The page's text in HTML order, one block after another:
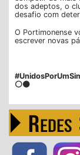
dos adeptos, o
desafio com
O Portimonense
escrever novas
⚪⚫